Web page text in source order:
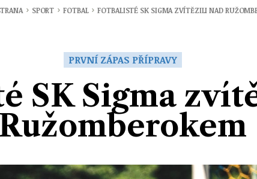
› SPORT › FOTBAL › FOTBALISTÉ SK SIGMA ZVÍTĚZILI NAD
PRVNÍ ZÁPAS PŘÍPRAVY
SK Sigma
Ružomberokem